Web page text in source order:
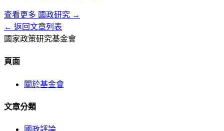
查看更多 國政研究 →
← 返回文章列表
國家政策研究基金會
頁面
關於基金會
文章分類